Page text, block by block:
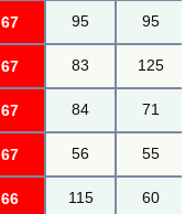
67 95 95
67 83 125
67 84 71
67 56 55
66 115 60